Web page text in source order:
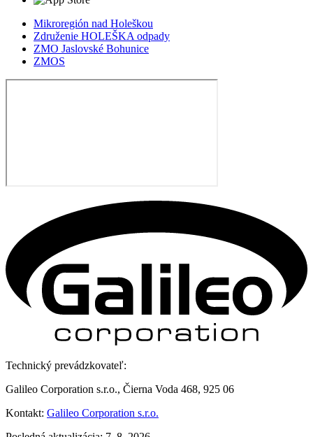
Mikroregión nad Holeškou
Združenie HOLEŠKA odpady
ZMO Jaslovské Bohunice
ZMOS
Technický prevádzkovateľ:
Galileo Corporation s.r.o., Čierna Voda 468, 925 06
Kontakt: Galileo Corporation s.r.o.